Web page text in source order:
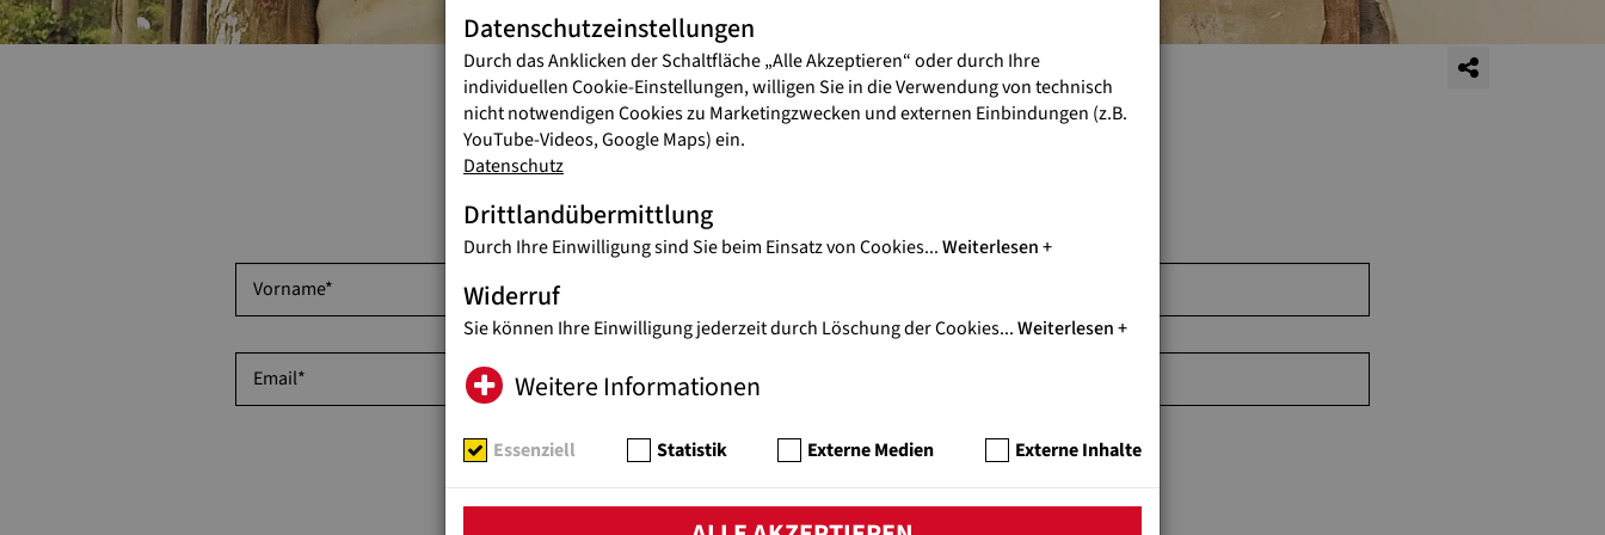
Anmeldeformular
für Neuigkeiten von Jugend Eine Welt*
Vorname
Email
Datenschutzeinstellungen
Durch das Anklicken der Schaltfläche „Alle Akzeptieren“ oder durch Ihre
individuellen Cookie-Einstellungen, willigen Sie in die Verwendung von technisch
nicht notwendigen Cookies zu Marketingzwecken und externen Einbindungen (z.B.
YouTube-Videos, Google Maps) ein.
Datenschutz
Drittlandübermittlung
Durch Ihre Einwilligung sind Sie beim Einsatz von Cookies...Weiterlesen
Widerruf
Sie können Ihre Einwilligung jederzeit durch Löschung der Cookies...Weiterlesen
Weitere Informationen
Essenziell Statistik Externe Medien Externe Inhalte